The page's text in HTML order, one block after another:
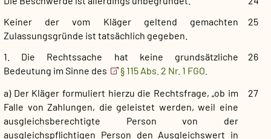
25
Keiner der vom Kläger geltend gemachten
Zulassungsgründe ist tatsächlich gegeben.
26
1. Die Rechtssache hat keine grundsätzliche
Bedeutung im Sinne des
§ 115 Abs. 2 Nr. 1 FGO.
27
a) Der Kläger formuliert hierzu die Rechtsfrage, „ob im
Falle von Zahlungen, die geleistet werden, weil eine
ausgleichsberechtigte Person von der
ausgleichspflichtigen Person den Ausgleichswert in